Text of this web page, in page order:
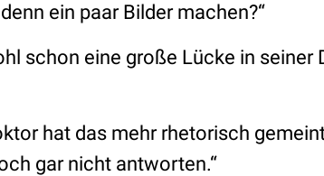
ein paar Bilder machen?“
schon eine große Lücke in seiner
hat das mehr rhetorisch
gar nicht antworten.“